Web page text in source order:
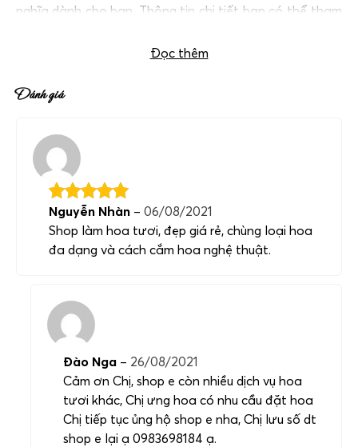
nghĩa dành cho bạn. Thông tin chi tiết bạn có thể tham
Đọc thêm
Đánh giá
Nguyễn Nhàn – 06/08/2021
Shop làm hoa tươi, đẹp giá rẻ, chùng loại hoa
đa dạng và cách cắm hoa nghệ thuật.
Đào Nga – 26/08/2021
Cảm ơn Chị, shop e còn nhiều dịch vụ hoa
tươi khác, Chị ưng hoa có nhu cầu đặt hoa
Chị tiếp tục ủng hộ shop e nha, Chị lưu số dt
shop e lại ạ 0983698184 ạ.